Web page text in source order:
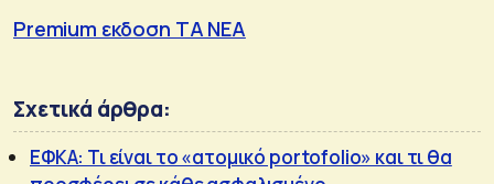
Premium εκδοση ΤΑ ΝΕΑ
Σχετικά άρθρα:
ΕΦΚΑ: Τι είναι το «ατομικό portofolio» και τι θα